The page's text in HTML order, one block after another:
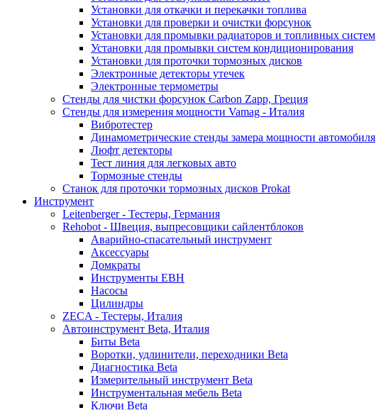
Установки для откачки и перекачки топлива
Установки для проверки и очистки форсунок
Установки для промывки радиаторов и топливных систем
Установки для промывки систем кондиционирования
Установки для проточки тормозных дисков
Электронные детекторы утечек
Электронные термометры
Стенды для чистки форсунок Carbon Zapp, Греция
Стенды для измерения мощности Vamag - Италия
Вибротестер
Динамометрические стенды замера мощности автомобиля
Люфт детекторы
Тест линия для легковых авто
Тормозные стенды
Станок для проточки тормозных дисков Prokat
Инструмент
Leitenberger - Тестеры, Германия
Rehobot - Швеция, выпресовщики сайлентблоков
Аварийно-спасательный инструмент
Аксессуары
Домкраты
Инструменты EBH
Насосы
Цилиндры
ZECA - Тестеры, Италия
Автоинструмент Beta, Италия
Биты Beta
Воротки, удлинители, переходники Beta
Диагностика Beta
Измерительный инструмент Beta
Инструментальная мебель Beta
Ключи Beta